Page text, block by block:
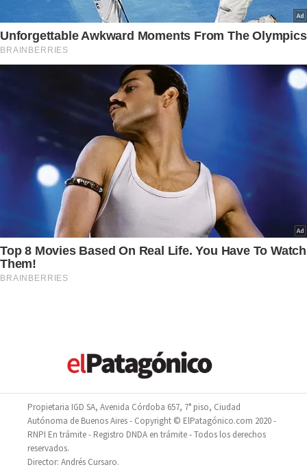
Propietaria IGD SA, Avenida Córdoba 657, 7° piso, Ciudad
Autónoma de Buenos Aires - Copyright © ElPatagónico.com 2020 -
RNPI En trámite - Registro DNDA en trámite - Todos los derechos
reservados.
Director: Andrés Cursaro.